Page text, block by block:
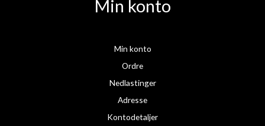
m
Min konto
Min konto
Ordre
Nedlastinger
Adresse
Kontodetaljer